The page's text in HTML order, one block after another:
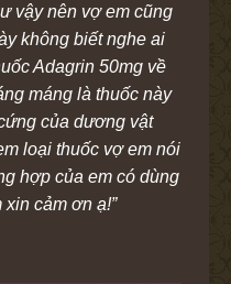
vậy nên vợ em cũng
không biết nghe ai
Adagrin 50mg về
máng là thuốc này
của dương vật
loại thuốc vợ em nói
hợp của em có dùng
cảm ơn ạ!”